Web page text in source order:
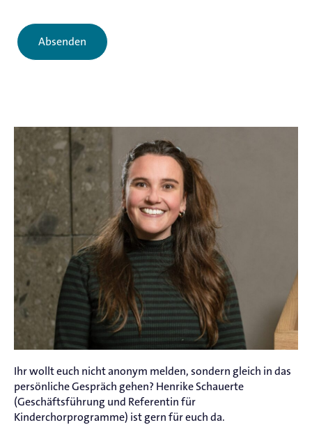
Absenden
Ihr wollt euch nicht anonym melden, sondern gleich in das
persönliche Gespräch gehen? Henrike Schauerte
(Geschäftsführung und Referentin für
Kinderchorprogramme) ist gern für euch da.